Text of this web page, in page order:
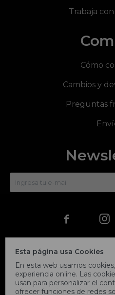
Esta página usa Cookies
En esta web usamos
experiencia online. Las
usan para personalizar el
ofrecer funciones de redes
Trabaja
Cómo
Cambios y
Preguntas
 